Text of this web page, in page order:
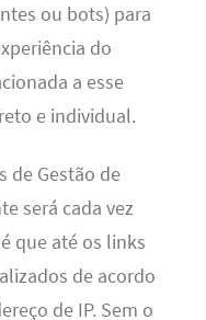
ou bots) para
do
a esse
e individual.
de Gestão de
será cada vez
que até os links
de acordo
de IP. Sem o